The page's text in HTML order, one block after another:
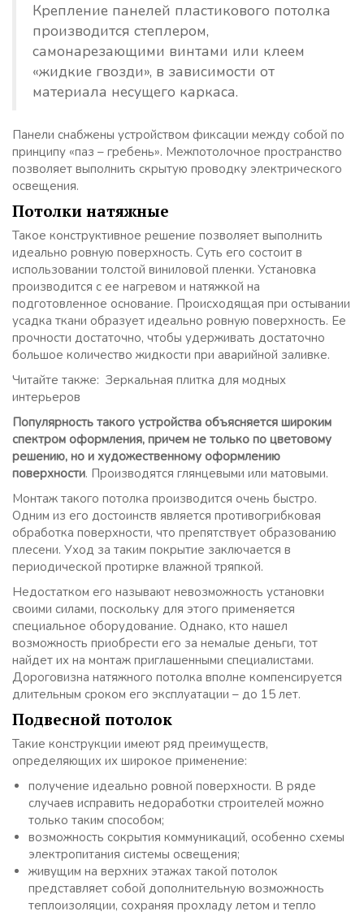
Крепление панелей пластикового потолка
производится степлером,
самонарезающими винтами или клеем
«жидкие гвозди», в зависимости от
материала несущего каркаса.
Панели снабжены устройством фиксации между собой по
принципу «паз – гребень». Межпотолочное пространство
позволяет выполнить скрытую проводку электрического
освещения.
Потолки натяжные
Такое конструктивное решение позволяет выполнить
идеально ровную поверхность. Суть его состоит в
использовании толстой виниловой пленки. Установка
производится с ее нагревом и натяжкой на
подготовленное основание. Происходящая при остывании
усадка ткани образует идеально ровную поверхность. Ее
прочности достаточно, чтобы удерживать достаточно
большое количество жидкости при аварийной заливке.
Читайте также: Зеркальная плитка для модных
интерьеров
Популярность такого устройства объясняется широким
спектром оформления, причем не только по цветовому
решению, но и художественному оформлению
поверхности. Производятся глянцевыми или матовыми.
Монтаж такого потолка производится очень быстро.
Одним из его достоинств является противогрибковая
обработка поверхности, что препятствует образованию
плесени. Уход за таким покрытие заключается в
периодической протирке влажной тряпкой.
Недостатком его называют невозможность установки
своими силами, поскольку для этого применяется
специальное оборудование. Однако, кто нашел
возможность приобрести его за немалые деньги, тот
найдет их на монтаж приглашенными специалистами.
Дороговизна натяжного потолка вполне компенсируется
длительным сроком его эксплуатации – до 15 лет.
Подвесной потолок
Такие конструкции имеют ряд преимуществ,
определяющих их широкое применение:
получение идеально ровной поверхности. В ряде
случаев исправить недоработки строителей можно
только таким способом;
возможность сокрытия коммуникаций, особенно схемы
электропитания системы освещения;
живущим на верхних этажах такой потолок
представляет собой дополнительную возможность
теплоизоляции, сохраняя прохладу летом и тепло